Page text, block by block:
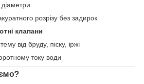
діаметри
розрізу без задирок
клапани
від бруду, піску, іржі
току води